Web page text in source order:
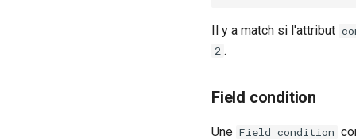
Il y a match si l'attribut
2 .
Field condition
Une Field condition